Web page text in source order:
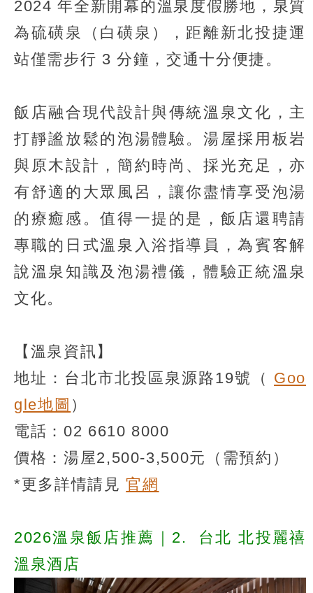
2024 年全新開幕的溫泉度假勝地，泉質
為硫磺泉（白磺泉），距離新北投捷運
站僅需步行 3 分鐘，交通十分便捷。
飯店融合現代設計與傳統溫泉文化，主
打靜謐放鬆的泡湯體驗。湯屋採用板岩
與原木設計，簡約時尚、採光充足，亦
有舒適的大眾風呂，讓你盡情享受泡湯
的療癒感。值得一提的是，飯店還聘請
專職的日式溫泉入浴指導員，為賓客解
說溫泉知識及泡湯禮儀，體驗正統溫泉
文化。
【溫泉資訊】
地址：台北市北投區泉源路19號（ Goo
gle地圖 ）
電話：02 6610 8000
價格：湯屋2,500-3,500元（需預約）
*更多詳情請見官網
2026溫泉飯店推薦｜2.
台北 北投麗禧
溫泉酒店